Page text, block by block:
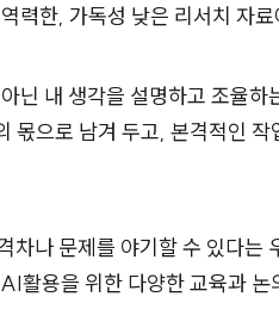
력한, 가독성 낮은 리서치 자료
닌 내 생각을 설명하고 조율
몫으로 남겨 두고, 본격적인
나 문제를 야기할 수 있다는
활용을 위한 다양한 교육과 논